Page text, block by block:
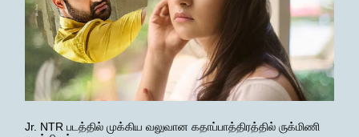
Jr. NTR படத்தில் முக்கிய வலுவான கதாப்பாத்திரத்தில் ருக்மிணி